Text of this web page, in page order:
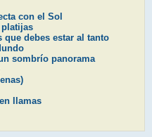
con el Sol
platijas
que debes estar al tanto
sombrío panorama
llamas